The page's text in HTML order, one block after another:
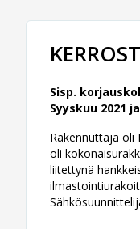
Sisp.
Syyskuu 2021
Rakennuttaja oli
oli
liitettynä